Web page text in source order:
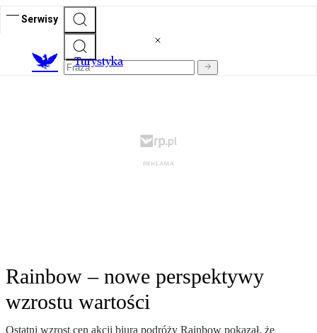
Serwisy
Turystyka
Rainbow – nowe perspektywy
wzrostu wartości
Ostatni wzrost cen akcji biura podróży Rainbow pokazał, że